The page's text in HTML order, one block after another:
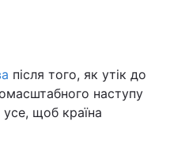
Війна
Політика
після того, як утік до
наступу
щоб країна